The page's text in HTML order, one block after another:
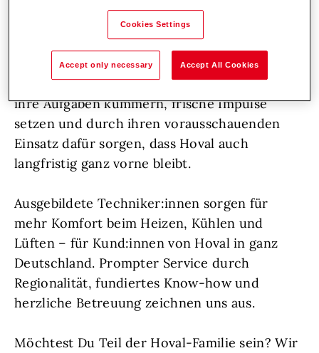
Wir wachsen weiter und suchen zur
Unterstützung aufgeschlossene
Persönlichkeiten, die sich voller Herzblut um
ihre Aufgaben kümmern, frische Impulse
setzen und durch ihren vorausschauenden
Einsatz dafür sorgen, dass Hoval auch
langfristig ganz vorne bleibt.
Ausgebildete Techniker:innen sorgen für
mehr Komfort beim Heizen, Kühlen und
Lüften – für Kund:innen von Hoval in ganz
Deutschland. Prompter Service durch
Regionalität, fundiertes Know-how und
herzliche Betreuung zeichnen uns aus.
Möchtest Du Teil der Hoval-Familie sein? Wir
Cookies Settings
Accept only necessary Accept All Cookies